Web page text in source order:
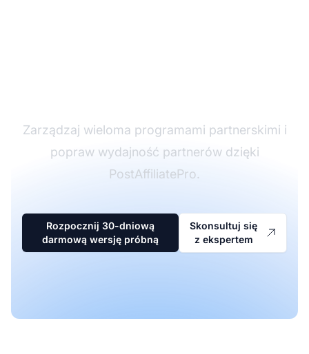
Zarządzaj wieloma programami partnerskimi i
popraw wydajność partnerów dzięki
PostAffiliatePro.
Rozpocznij 30-dniową
darmową wersję próbną
Skonsultuj się
z ekspertem